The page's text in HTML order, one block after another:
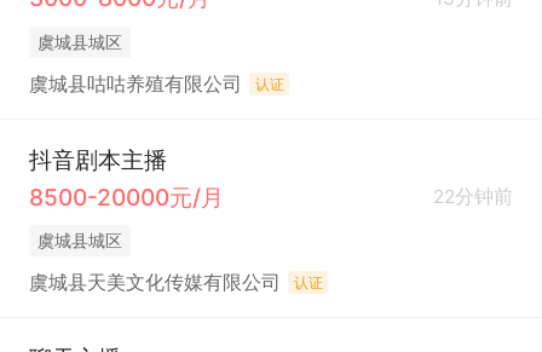
虞城县城区
虞城县咕咕养殖有限公司 认证
抖音剧本主播
8500-20000元/月
22分钟前
虞城县城区
虞城县天美文化传媒有限公司 认证